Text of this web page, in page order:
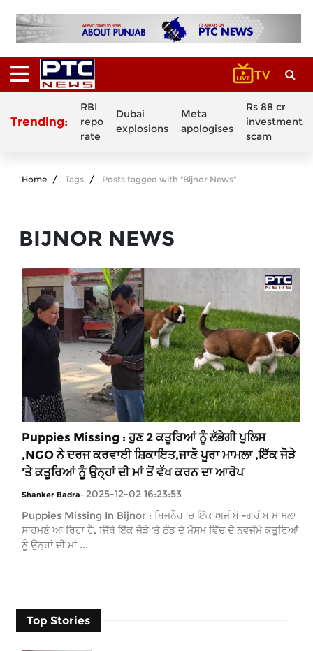
Trending:
RBI
repo
rate
Dubai
explosions
Meta
apologises
Rs 88 cr
investment
scam
Home Tags Posts tagged with "Bijnor News"
BIJNOR NEWS
Puppies Missing : ਹੁਣ 2 ਕਤੂਰਿਆਂ ਨੂੰ ਲੱਭੇਗੀ ਪੁਲਿਸ
,NGO ਨੇ ਦਰਜ ਕਰਵਾਈ ਸ਼ਿਕਾਇਤ,ਜਾਣੋ ਪੂਰਾ ਮਾਮਲਾ ,ਇੱਕ ਜੋੜੇ
'ਤੇ ਕਤੂਰਿਆਂ ਨੂੰ ਉਨ੍ਹਾਂ ਦੀ ਮਾਂ ਤੋਂ ਵੱਖ ਕਰਨ ਦਾ ਆਰੋਪ
Shanker Badra- 2025-12-02 16:23:53
Puppies Missing In Bijnor : ਬਿਜਨੌਰ 'ਚ ਇੱਕ ਅਜੀਬੋ -ਗਰੀਬ ਮਾਮਲਾ
ਸਾਹਮਣੇ ਆ ਰਿਹਾ ਹੈ, ਜਿੱਥੇ ਇੱਕ ਜੋੜੇ 'ਤੇ ਠੰਡ ਦੇ ਮੌਸਮ ਵਿੱਚ ਦੋ ਨਵਜੰਮੇ ਕਤੂਰਿਆਂ
ਨੂੰ ਉਨ੍ਹਾਂ ਦੀ ਮਾਂ ...
Top Stories